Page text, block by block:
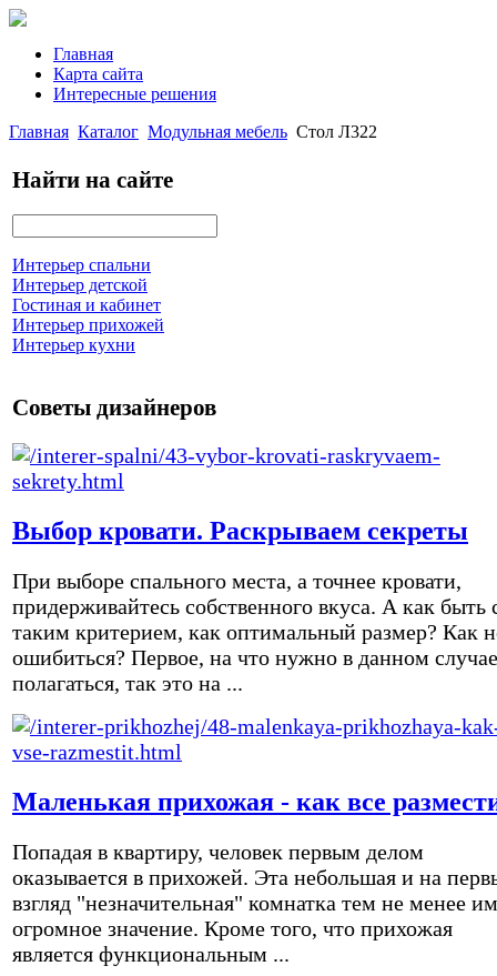
Главная
Карта сайта
Интересные решения
Главная Каталог Модульная мебель Стол Л322
Найти на сайте
Интерьер спальни
Интерьер детской
Гостиная и кабинет
Интерьер прихожей
Интерьер кухни
Советы дизайнеров
Выбор кровати. Раскрываем секреты
При выборе спального места, а точнее кровати,
придерживайтесь собственного вкуса. А как быть
таким критерием, как оптимальный размер? Как
ошибиться? Первое, на что нужно в данном случае
полагаться, так это на ...
Маленькая прихожая - как все
Попадая в квартиру, человек первым делом
оказывается в прихожей. Эта небольшая и на
взгляд "незначительная" комнатка тем не менее
огромное значение. Кроме того, что прихожая
является функциональным ...